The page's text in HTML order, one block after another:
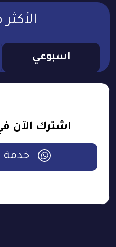
اسبوعي
اشترك الآن
خدمة